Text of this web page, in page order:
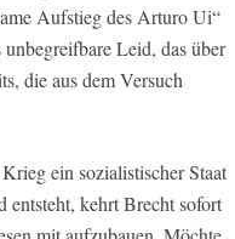
Aufstieg des Arturo Ui“
Leid, das über
die aus dem Versuch
ein sozialistischer Staat
entsteht, kehrt Brecht sofort